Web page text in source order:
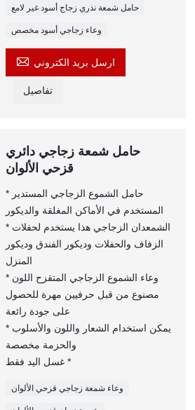
حامل شمعة نذري زجاج أسود غير لامع
وعاء زجاجي أسود مخصص
 ارسل بريد الكتروني
تفاصيل
حامل شمعة زجاجي دائري
قزحي الألوان
* حامل الشموع الزجاجي المستدير
المستخدم في الأماكن المغلقة والديكور
* الشمعدان الزجاجي هذا يستخدم لحفلات
الزفاف والحفلات وديكور الفندق وديكور
المنزل
* وعاء الشموع الزجاجي المتقزح اللون
مصنوع من قبل حرفيين مهرة للحصول
على جودة رائعة
* يمكن استخدام الشعار واللون والأسلوب
والحزمة مخصصة
غسل اليد فقط *
وعاء شمعة زجاجي قزحي الألوان